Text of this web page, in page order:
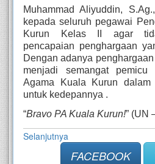
Muhammad Aliyuddin,
kepada seluruh pegawai
Kurun Kelas II agar
pencapaian penghargaan
Dengan adanya
menjadi semangat pemicu
Agama Kuala Kurun dalam
untuk kedepannya .
“Bravo PA Kuala Kurun!” (UN
Selanjutnya
FACEBOOK